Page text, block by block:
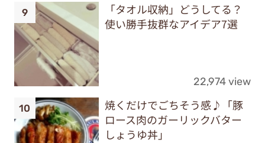
「タオル収納」どうしてる？
使い勝手抜群なアイデア7選
22,974 view
焼くだけでごちそう感♪「豚
ロース肉のガーリックバター
しょうゆ丼」